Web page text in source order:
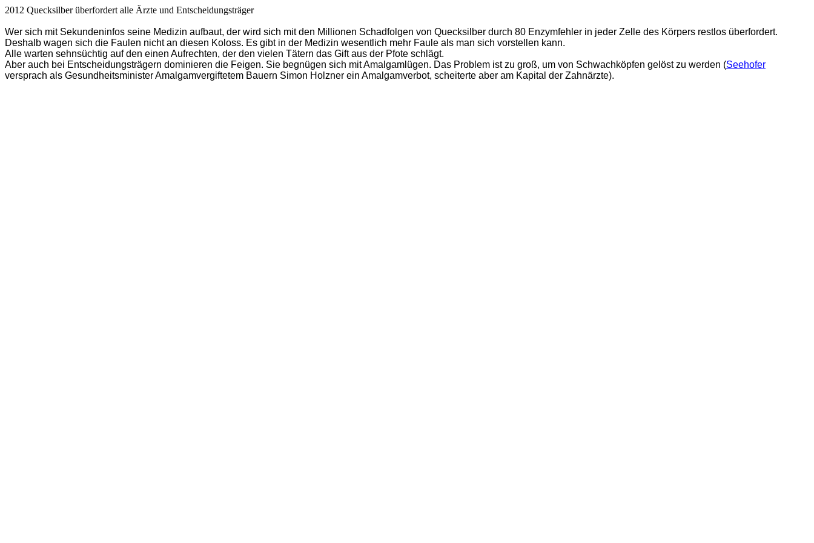
2012 Quecksilber überfordert alle Ärzte und Entscheidungsträger
Wer sich mit Sekundeninfos seine Medizin aufbaut, der wird sich mit den Millionen Schadfolgen von Quecksilber durch 80 Enzymfehler in jeder Zelle des Körpers restlos überfordert.
Deshalb wagen sich die Faulen nicht an diesen Koloss. Es gibt in der Medizin wesentlich mehr Faule als man sich vorstellen kann.
Alle warten sehnsüchtig auf den einen Aufrechten, der den vielen Tätern das Gift aus der Pfote schlägt.
Aber auch bei Entscheidungsträgern dominieren die Feigen. Sie begnügen sich mit Amalgamlügen. Das Problem ist zu groß, um von Schwachköpfen gelöst zu werden (Seehofer
versprach als Gesundheitsminister Amalgamvergiftetem Bauern Simon Holzner ein Amalgamverbot, scheiterte aber am Kapital der Zahnärzte).